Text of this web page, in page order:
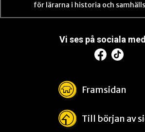
för lärarna i historia och
Vi ses på sociala
Framsidan
Till början av